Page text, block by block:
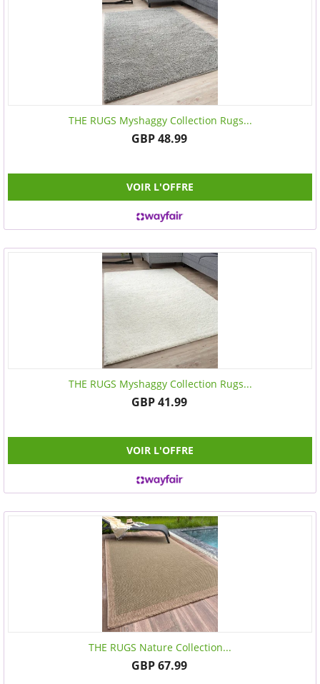
THE RUGS Myshaggy Collection Rugs...
GBP 48.99
VOIR L'OFFRE
THE RUGS Myshaggy Collection Rugs...
GBP 41.99
VOIR L'OFFRE
THE RUGS Nature Collection...
GBP 67.99